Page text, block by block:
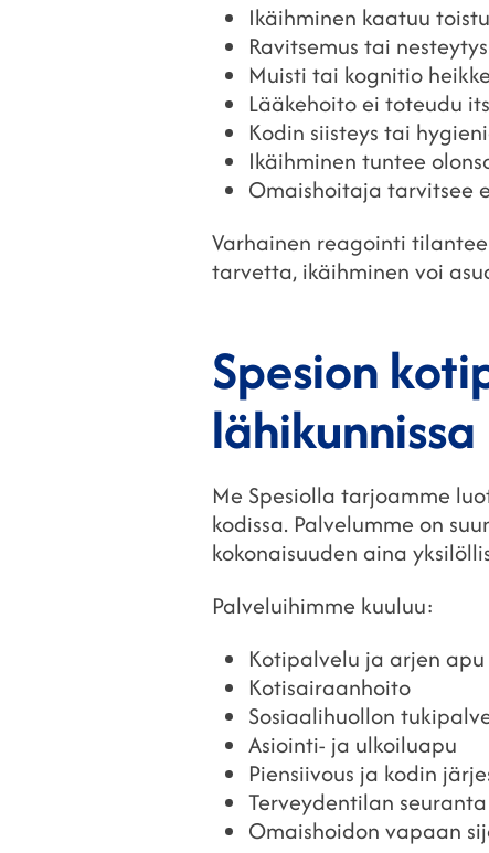
Ikäihminen kaatuu
Ravitsemus tai
Muisti tai kognitio
Lääkehoito ei toteudu
Kodin siisteys tai
Ikäihminen tuntee
Omaishoitaja tarvitsee
Varhainen reagointi
tarvetta, ikäihminen voi
Spesion
lähikunnissa
Me Spesiolla tarjoamme
kodissa. Palvelumme on
kokonaisuuden aina
Palveluihimme kuuluu:
Kotipalvelu ja arjen apu
Kotisairaanhoito
Sosiaalihuollon
Asiointi- ja ulkoiluapu
Piensiivous ja kodin
Terveydentilan
Omaishoidon vapaan